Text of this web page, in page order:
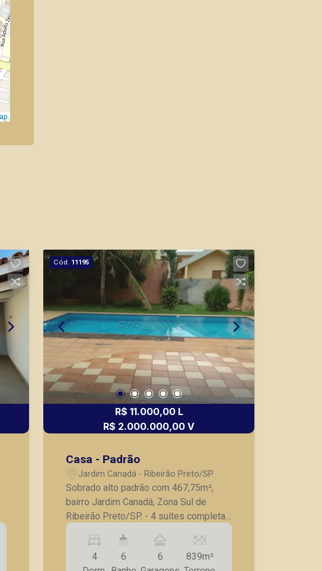
Cód. 11195
R$ 11.000,00 L
R$ 2.000.000,00 V
Casa - Padrão
Jardim Canadá - Ribeirão Preto/SP
Sobrado alto padrão com 467,75m²,
bairro Jardim Canadá, Zona Sul de
Ribeirão Preto/SP. - 4 suítes completas
em armários, sendo 1 master com
closet e hidro; - Escritório; - Sala para 4
ambientes; - Lavabo; - Cozinha com
4
6
6
839m²